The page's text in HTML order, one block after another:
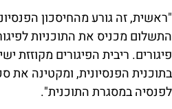
"ראשית, זה גורע מהחיסכון
התשלום מכניס את התוכניות
פיגורים. ריבית הפיגורים מקוזזת
בתוכנית הפנסיונית, ומקטינה את
לפנסיה במסגרת התוכנית".